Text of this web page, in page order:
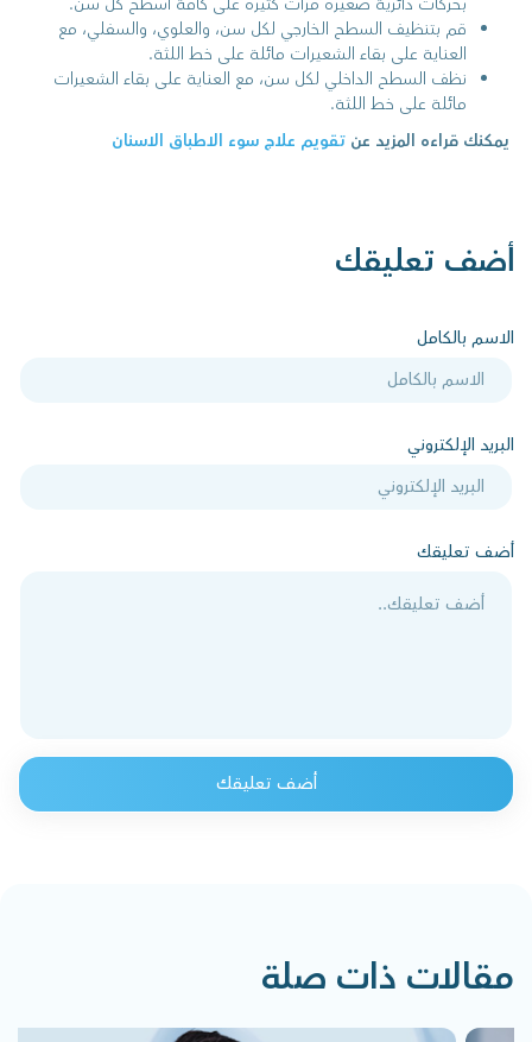
قم بتنظيف السطح الخارجي لكل سن، والعلوي، والسفلي، مع
العناية على بقاء الشعيرات مائلة على خط اللثة.
نظف السطح الداخلي لكل سن، مع العناية على بقاء الشعيرات
مائلة على خط اللثة.
يمكنك قراءه المزيد عن تقويم علاج سوء الاطباق الاسنان
أضف تعليقك
الاسم بالكامل
البريد الإلكتروني
أضف تعليقك
أضف تعليقك
مقالات ذات صلة